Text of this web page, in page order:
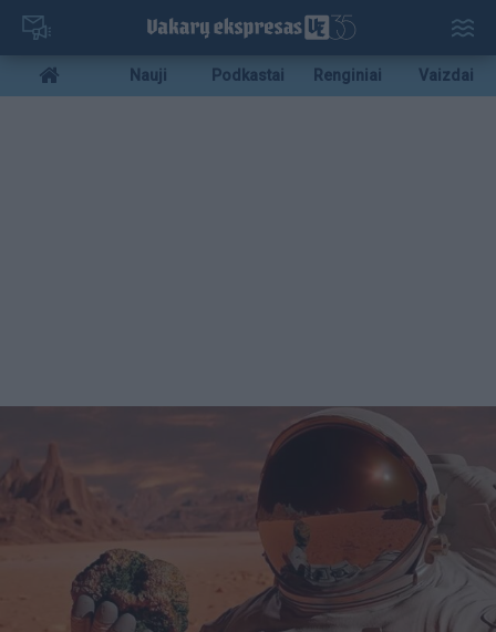
Pereiti
pagrindinį
turinį
Mobile
menu
Nauji Podkastai Renginiai Vaizdai